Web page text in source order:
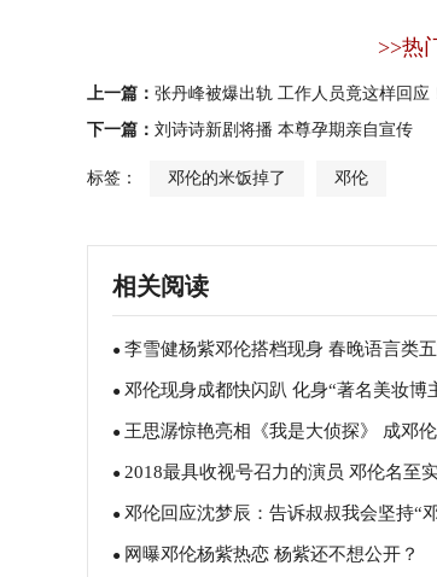
>>热
上一篇： 张丹峰被爆出轨 工作人员竟这样回应
下一篇： 刘诗诗新剧将播 本尊孕期亲自宣传
标签： 邓伦的米饭掉了 邓伦
相关阅读
● 李雪健杨紫邓伦搭档现身 春晚语言类五
● 邓伦现身成都快闪趴 化身“著名美妆博
● 王思潺惊艳亮相《我是大侦探》 成邓
案关键线索
● 2018最具收视号召力的演员 邓伦名至
容五剧霸屏
● 邓伦回应沈梦辰：告诉叔叔我会坚持“
风”的！
● 网曝邓伦杨紫热恋 杨紫还不想公开？